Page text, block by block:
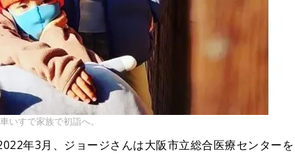
いすで家族で初詣へ。
年3月、ジョージさんは大阪市立総合医療センターを